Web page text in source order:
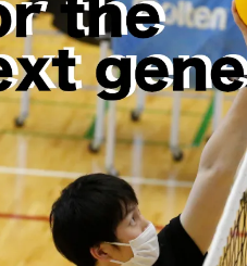
テクノロジー・ガジェット
映像・映画
ビジネス・起業
まちづくり・地域活性化